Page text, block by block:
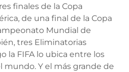
finales de la Copa
de una final de la Copa
Mundial de
tres Eliminatorias
la FIFA lo ubica entre los
mundo. Y el más grande de